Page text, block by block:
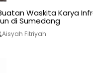
Waskita Karya
di Sumedang
Aisyah Fitriyah